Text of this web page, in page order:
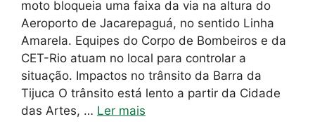
moto bloqueia uma faixa da via na altura do
Aeroporto de Jacarepaguá, no sentido Linha
Amarela. Equipes do Corpo de Bombeiros e da
CET-Rio atuam no local para controlar a
situação. Impactos no trânsito da Barra da
Tijuca O trânsito está lento a partir da Cidade
das Artes, … Ler mais